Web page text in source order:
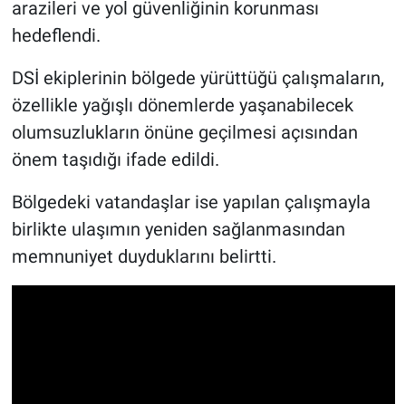
arazileri ve yol güvenliğinin korunması
hedeflendi.
DSİ ekiplerinin bölgede yürüttüğü çalışmaların,
özellikle yağışlı dönemlerde yaşanabilecek
olumsuzlukların önüne geçilmesi açısından
önem taşıdığı ifade edildi.
Bölgedeki vatandaşlar ise yapılan çalışmayla
birlikte ulaşımın yeniden sağlanmasından
memnuniyet duyduklarını belirtti.